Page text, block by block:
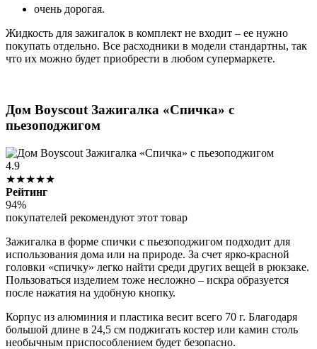
очень дорогая.
Жидкость для зажигалок в комплект не входит – ее нужно
покупать отдельно. Все расходники в модели стандартны, так
что их можно будет приобрести в любом супермаркете.
Дом Boyscout Зажигалка «Спичка» с
пьезоподжигом
4.9
★★★★★
Рейтинг
94%
покупателей рекомендуют этот товар
Зажигалка в форме спички с пьезоподжигом подходит для
использования дома или на природе. За счет ярко-красной
головки «спичку» легко найти среди других вещей в рюкзаке.
Пользоваться изделием тоже несложно – искра образуется
после нажатия на удобную кнопку.
Корпус из алюминия и пластика весит всего 70 г. Благодаря
большой длине в 24,5 см поджигать костер или камин столь
необычным приспособлением будет безопасно.